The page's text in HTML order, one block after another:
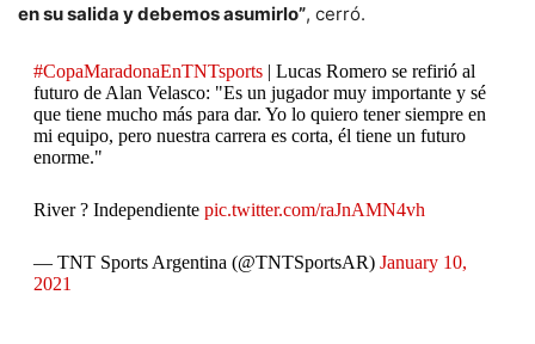
en su salida y debemos asumirlo”, cerró.
#CopaMaradonaEnTNTsports| Lucas Romero se refirió al
futuro de Alan Velasco: "Es un jugador muy importante y sé
que tiene mucho más para dar. Yo lo quiero tener siempre en
mi equipo, pero nuestra carrera es corta, él tiene un futuro
enorme."
River ? Independiente pic.twitter.com/raJnAMN4vh
— TNT Sports Argentina (@TNTSportsAR) January 10,
2021